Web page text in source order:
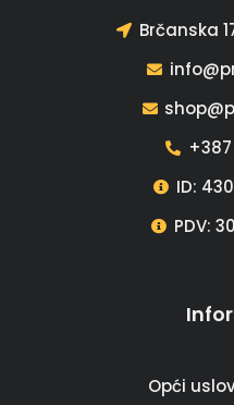
Brčanska
+387
ID:
PDV:
Opći